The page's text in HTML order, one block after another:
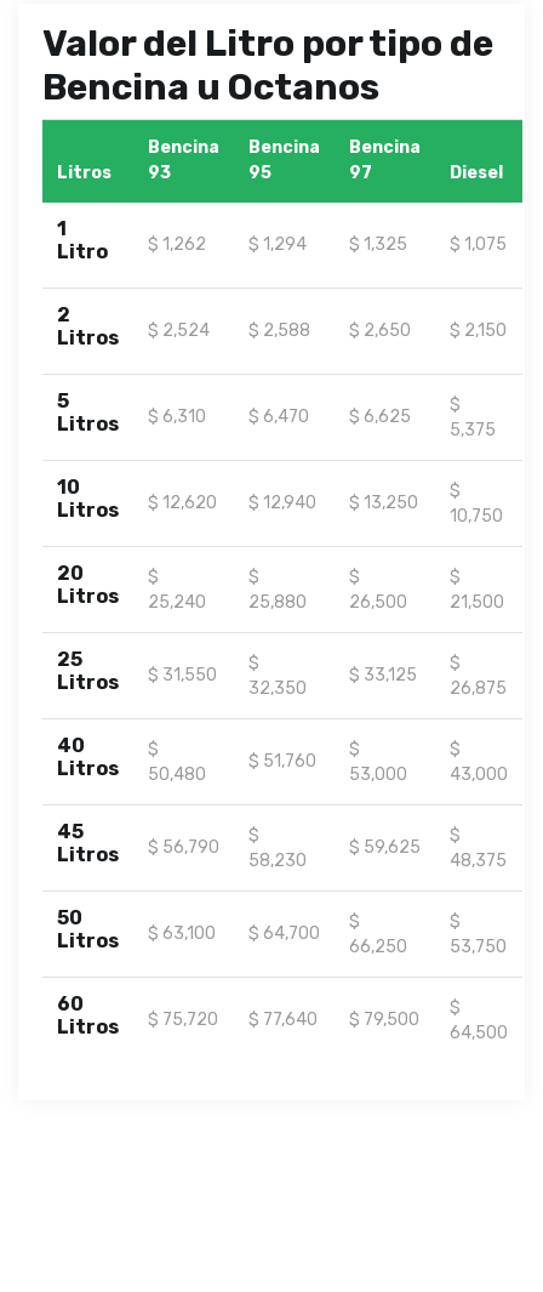
Valor del Litro por tipo de
Bencina u Octanos
Litros
Bencina
93
Bencina
95
Bencina
97
Diesel
1
Litro
$ 1,262 $ 1,294 $ 1,325 $ 1,075
2
Litros
$ 2,524 $ 2,588 $ 2,650 $ 2,150
5
Litros
$ 6,310 $ 6,470 $ 6,625
$
5,375
10
Litros
$ 12,620 $ 12,940 $ 13,250
$
10,750
20
Litros
$
25,240
$
25,880
$
26,500
$
21,500
25
Litros
$ 31,550
$
32,350
$ 33,125
$
26,875
40
Litros
$
50,480
$ 51,760
$
53,000
$
43,000
45
Litros
$ 56,790
$
58,230
$ 59,625
$
48,375
50
Litros
$ 63,100 $ 64,700
$
66,250
$
53,750
60
Litros
$ 75,720 $ 77,640 $ 79,500
$
64,500